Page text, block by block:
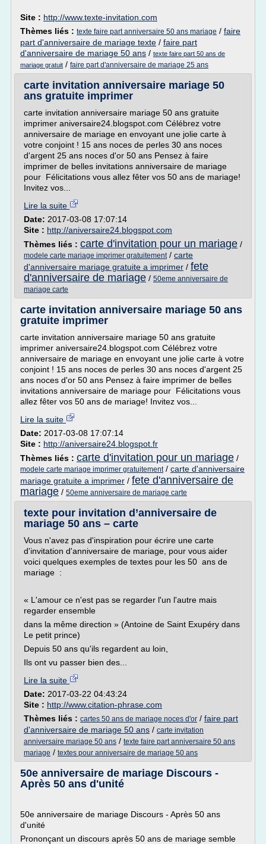
Site : http://www.texte-invitation.com
Thèmes liés : texte faire part anniversaire 50 ans mariage / faire
part d'anniversaire de mariage texte / faire part
d'anniversaire de mariage 50 ans / texte faire part 50 ans de
mariage gratuit / faire part d'anniversaire de mariage 25 ans
carte invitation anniversaire mariage 50
ans gratuite imprimer
carte invitation anniversaire mariage 50 ans gratuite
imprimer aniversaire24.blogspot.com Célébrez votre
anniversaire de mariage en envoyant une jolie carte à
votre conjoint ! 15 ans noces de perles 30 ans noces
d'argent 25 ans noces d'or 50 ans Pensez à faire
imprimer de belles invitations anniversaire de mariage
pour Félicitations vous allez fêter vos 50 ans de mariage!
Invitez vos...
Lire la suite
Date: 2017-03-08 17:07:14
Site : http://aniversaire24.blogspot.com
Thèmes liés : carte d'invitation pour un mariage /
modele carte mariage imprimer gratuitement/ carte
d'anniversaire mariage gratuite a imprimer / fete
d'anniversaire de mariage / 50eme anniversaire de
mariage carte
carte invitation anniversaire mariage 50 ans
gratuite imprimer
carte invitation anniversaire mariage 50 ans gratuite
imprimer aniversaire24.blogspot.com Célébrez votre
anniversaire de mariage en envoyant une jolie carte à votre
conjoint ! 15 ans noces de perles 30 ans noces d'argent 25
ans noces d'or 50 ans Pensez à faire imprimer de belles
invitations anniversaire de mariage pour Félicitations vous
allez fêter vos 50 ans de mariage! Invitez vos...
Lire la suite
Date: 2017-03-08 17:07:14
Site : http://aniversaire24.blogspot.fr
Thèmes liés : carte d'invitation pour un mariage /
modele carte mariage imprimer gratuitement/ carte d'anniversaire
mariage gratuite a imprimer / fete d'anniversaire de
mariage / 50eme anniversaire de mariage carte
texte pour invitation d’anniversaire de
mariage 50 ans – carte
Vous n'avez pas d'inspiration pour écrire une carte
d'invitation d'anniversaire de mariage, pour vous aider
voici quelques exemples de textes pour les 50 ans de
mariage :
« L'amour ce n'est pas se regarder l'un l'autre mais
regarder ensemble
dans la même direction » (Antoine de Saint Exupéry dans
Le petit prince)
Depuis 50 ans qu'ils regardent au loin,
Ils ont vu passer bien des...
Lire la suite
Date: 2017-03-22 04:43:24
Site : http://www.citation-phrase.com
Thèmes liés : cartes 50 ans de mariage noces d'or / faire part
d'anniversaire de mariage 50 ans / carte invitation
anniversaire mariage 50 ans / texte faire part anniversaire 50 ans
mariage / textes pour anniversaire de mariage 50 ans
50e anniversaire de mariage Discours -
Après 50 ans d'unité
50e anniversaire de mariage Discours - Après 50 ans
d'unité
Prononçant un discours après 50 ans de mariage semble